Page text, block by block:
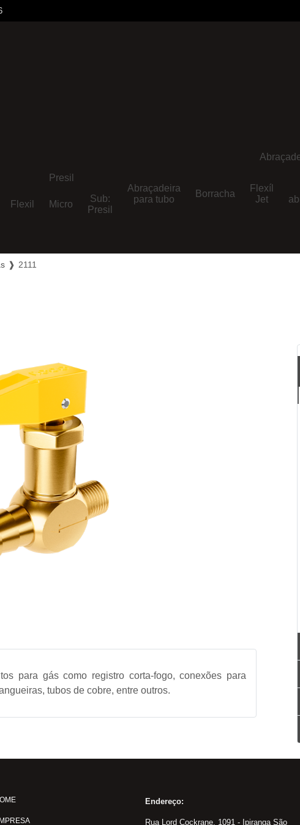
Presil
Flexil Micro
Sub:
Presil
Abraçadeira
para tubo
Borracha
Flexíl
Jet
❱ 2111
para gás como registro corta-fogo, conexões para
tubos de cobre, entre outros.
Endereço:
Rua Lord Cockrane, 1091 - Ipiranga São